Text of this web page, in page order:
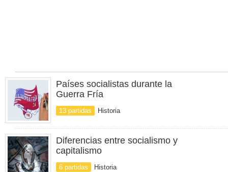
Países socialistas durante la
Guerra Fría
13 partidas Historia
Diferencias entre socialismo y
capitalismo
6 partidas Historia